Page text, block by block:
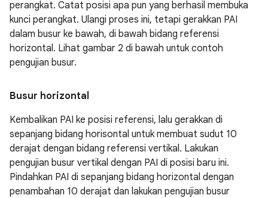
perangkat. Catat posisi apa pun yang berhasil membuka
kunci perangkat. Ulangi proses ini, tetapi gerakkan PAI
dalam busur ke bawah, di bawah bidang referensi
horizontal. Lihat gambar 2 di bawah untuk contoh
pengujian busur.
Busur horizontal
Kembalikan PAI ke posisi referensi, lalu gerakkan di
sepanjang bidang horisontal untuk membuat sudut 10
derajat dengan bidang referensi vertikal. Lakukan
pengujian busur vertikal dengan PAI di posisi baru ini.
Pindahkan PAI di sepanjang bidang horizontal dengan
penambahan 10 derajat dan lakukan pengujian busur